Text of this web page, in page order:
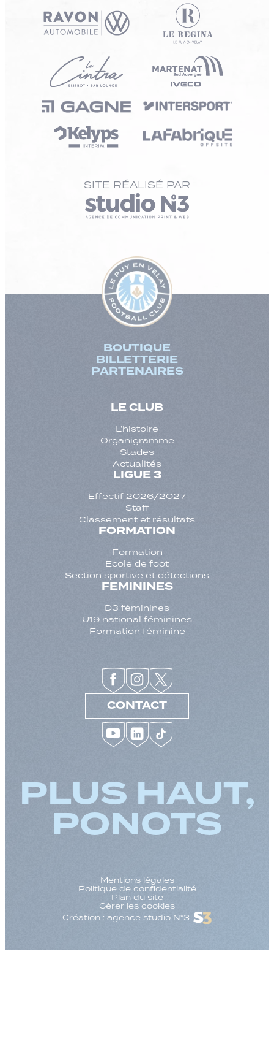
SITE RÉALISÉ PAR
BOUTIQUE
BILLETTERIE
PARTENAIRES
LE CLUB
L’histoire
Organigramme
Stades
Actualités
LIGUE 3
Effectif 2026/2027
Staff
Classement et résultats
FORMATION
Formation
Ecole de foot
Section sportive et détections
FEMININES
D3 féminines
U19 national féminines
Formation féminine
CONTACT
PLUS HAUT,
PONOTS
Mentions légales
Politique de confidentialité
Plan du site
Gérer les cookies
Création : agence studio N°3